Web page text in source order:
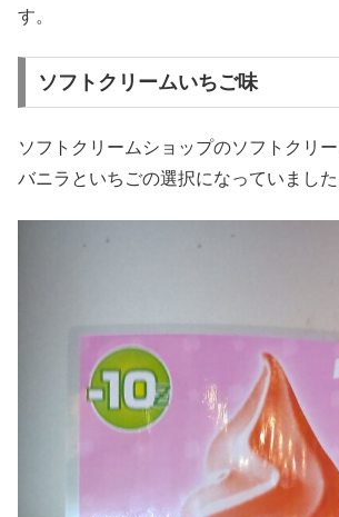
す。
ソフトクリームいちご味
ソフトクリームショップのソフトクリ
バニラといちごの選択になっていました